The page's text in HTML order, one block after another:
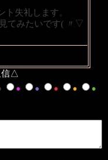
ト失礼します。
てみたいです( 〃▽
信△
● ● ● ●
●